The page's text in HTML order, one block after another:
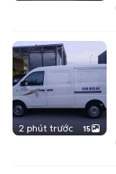
2 phút trước 15